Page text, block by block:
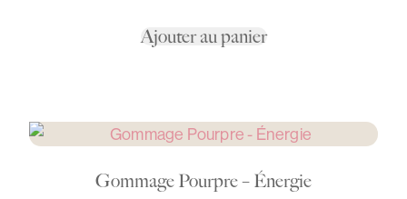
Ajouter au panier
Gommage Pourpre – Énergie